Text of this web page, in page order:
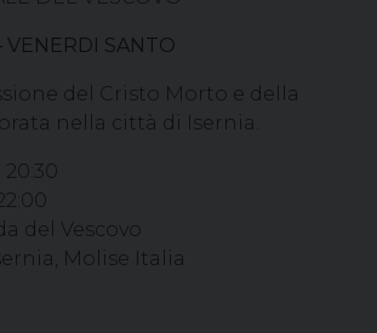
SANTO
del Cristo Morto e della
nella città di Isernia.
20:30
del Vescovo
Molise Italia